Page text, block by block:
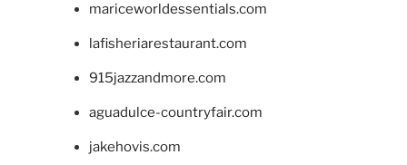
mariceworldessentials.com
lafisheriarestaurant.com
915jazzandmore.com
aguadulce-countryfair.com
jakehovis.com